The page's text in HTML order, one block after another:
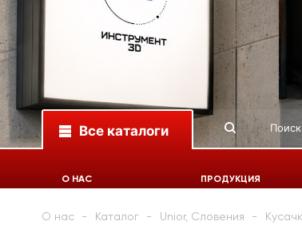
Все каталоги
О НАС ПРОДУКЦИЯ
О нас Каталог Unior, Словения